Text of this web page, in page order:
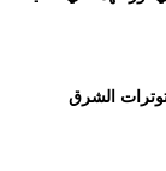
الشرق